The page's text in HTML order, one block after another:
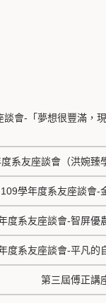
談會-「夢想很豐滿，
系友座談會（洪婉臻
109學年度系友座談會-
度系友座談會-智屏優
度系友座談會-平凡的
第三屆傅正講